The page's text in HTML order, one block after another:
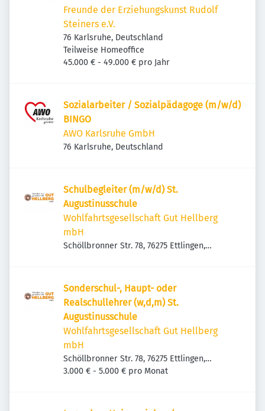
Freunde der Erziehungskunst Rudolf
Steiners e.V.
76 Karlsruhe, Deutschland
Teilweise Homeoffice
45.000 € - 49.000 € pro Jahr
Sozialarbeiter / Sozialpädagoge (m/w/d)
BINGO
AWO Karlsruhe GmbH
76 Karlsruhe, Deutschland
Schulbegleiter (m/w/d) St.
Augustinusschule
Wohlfahrtsgesellschaft Gut Hellberg
mbH
Schöllbronner Str. 78, 76275 Ettlingen,
Sonderschul-, Haupt- oder
Realschullehrer (w,d,m) St.
Augustinusschule
Wohlfahrtsgesellschaft Gut Hellberg
mbH
Schöllbronner Str. 78, 76275 Ettlingen,
Deutschland
3.000 € - 5.000 € pro Monat